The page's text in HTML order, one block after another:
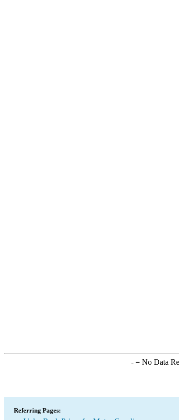
-= No Data
Referring Pages: